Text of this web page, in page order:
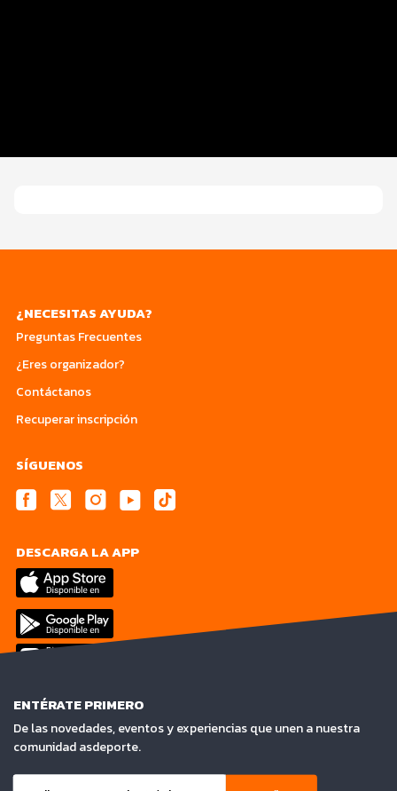
¿NECESITAS AYUDA?
Preguntas Frecuentes
¿Eres organizador?
Contáctanos
Recuperar inscripción
SÍGUENOS
DESCARGA LA APP
ENTÉRATE PRIMERO
De las novedades, eventos y experiencias que unen a nuestra
comunidad asdeporte.